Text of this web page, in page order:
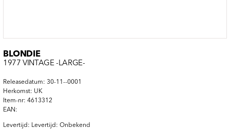
BLONDIE
1977 VINTAGE -LARGE-
Releasedatum: 30-11--0001
Herkomst: UK
Item-nr: 4613312
EAN:
Levertijd: Levertijd: Onbekend